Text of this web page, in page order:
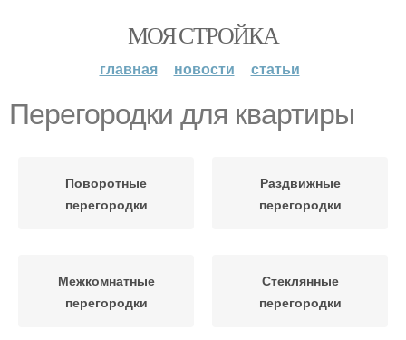
МОЯ СТРОЙКА
главная новости статьи
Перегородки для квартиры
Поворотные
перегородки
Раздвижные
перегородки
Межкомнатные
перегородки
Стеклянные
перегородки